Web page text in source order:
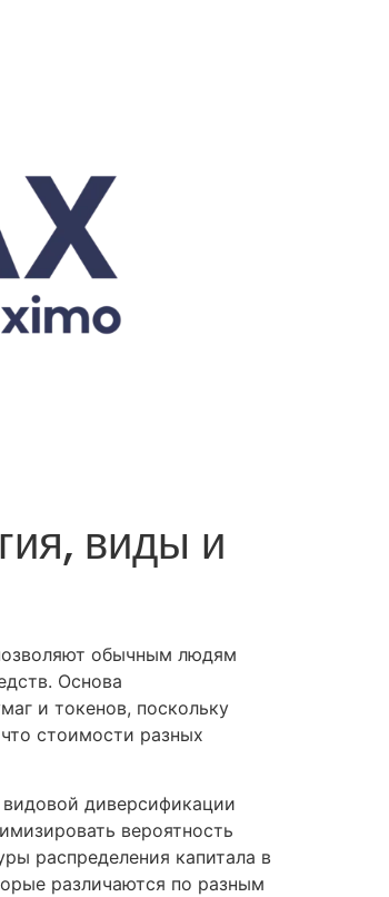
виды и
обычным людям
Основа
и токенов, поскольку
стоимости разных
диверсификации
вероятность
распределения капитала в
различаются по разным